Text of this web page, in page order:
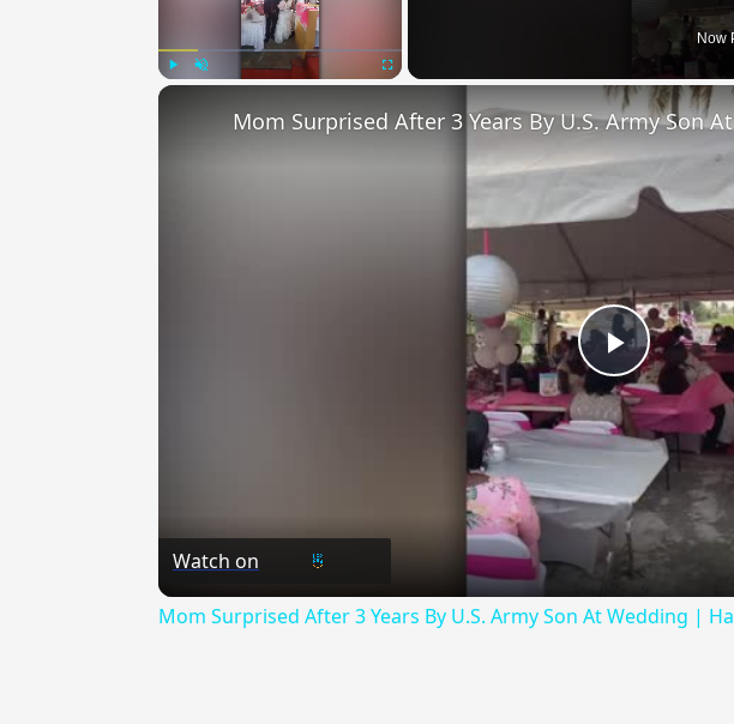
Now
Play
Video
Mom Surprised After 3 Years By U.S. Army Son
Watch on
Mom Surprised After 3 Years By U.S. Army Son At Wedding |